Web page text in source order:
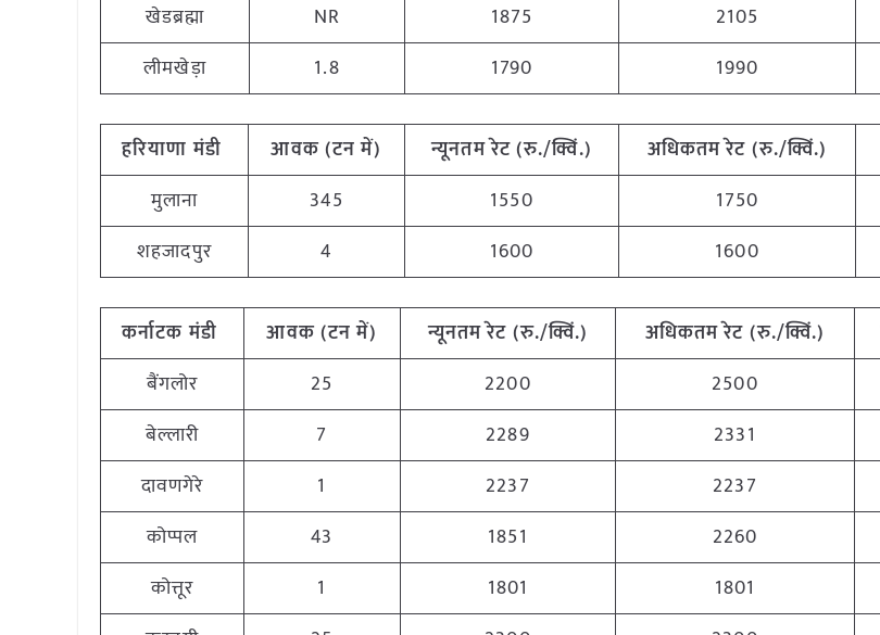
खेडब्रह्मा
NR 1875 2105
लीमखेड़ा
1.8 1790 1990
हरियाणा मंडी आवक (टन में) न्यूनतमरेट (रु./क्विं.) अधिकतमरेट (रु./क्विं.)
मुलाना
345 1550 1750
शहजादपुर
4 1600 1600
कर्नाटकमंडी आवक (टन में) न्यूनतमरेट (रु./क्विं.) अधिकतमरेट (रु./क्विं.)
बैंगलोर
25 2200 2500
बेल्लारी
7 2289 2331
दावणगेरे
1 2237 2237
कोप्पल
43 1851 2260
कोत्तूर
1 1801 1801